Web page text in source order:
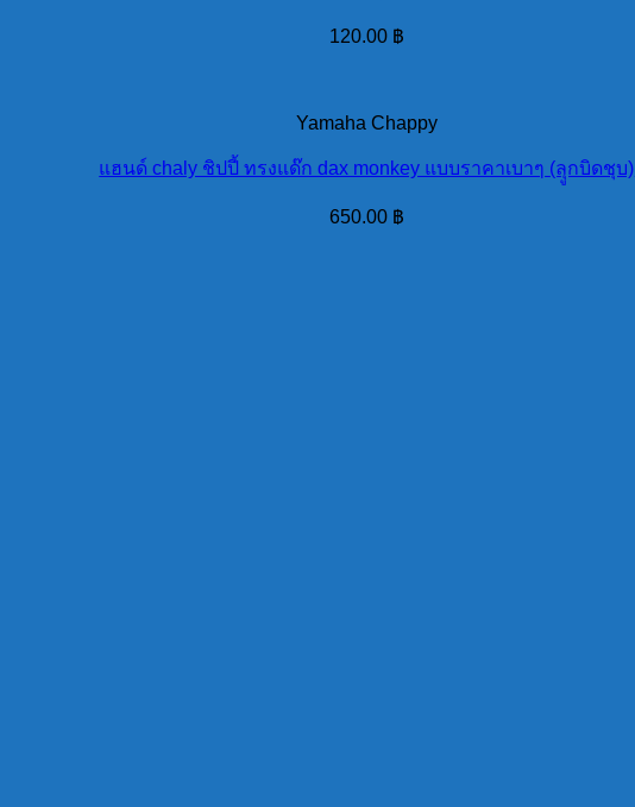
120.00 ฿
Yamaha Chappy
แฮนด์ chaly ชิปปี้ ทรงแด๊ก dax monkey แบบราคาเบาๆ (ลุูกบิดชุบ)
650.00 ฿